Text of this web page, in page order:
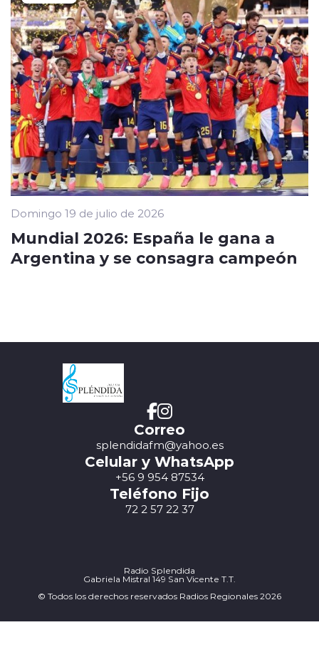
Domingo 19 de julio de 2026
Mundial 2026: España le gana a
Argentina y se consagra campeón
Correo
splendidafm@yahoo.es
Celular y WhatsApp
+56 9 954 87534
Teléfono Fijo
72 2 57 22 37
Radio Splendida
Gabriela Mistral 149 San Vicente T.T.
© Todos los derechos reservados Radios Regionales 2026